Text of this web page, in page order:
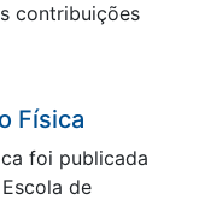
contribuições
Física
foi publicada
de